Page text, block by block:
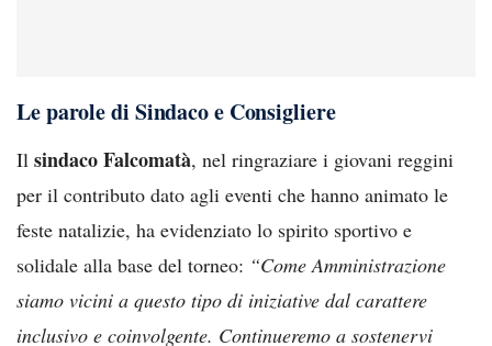
Le parole di Sindaco e Consigliere
Il sindaco Falcomatà, nel ringraziare i giovani reggini
per il contributo dato agli eventi che hanno animato le
feste natalizie, ha evidenziato lo spirito sportivo e
solidale alla base del torneo: “Come Amministrazione
siamo vicini a questo tipo di iniziative dal carattere
inclusivo e coinvolgente. Continueremo a sostenervi